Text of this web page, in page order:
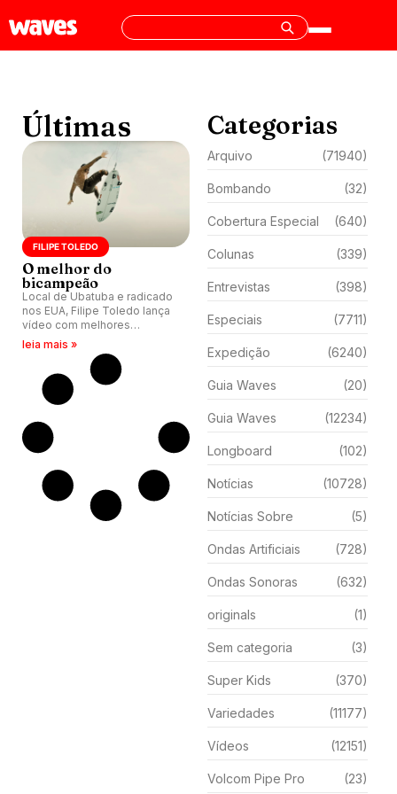
Últimas
FILIPE TOLEDO
O melhor do
bicampeão
Local de Ubatuba e radicado
nos EUA, Filipe Toledo lança
vídeo com melhores
momentos de 2023.
leia mais »
Categorias
Arquivo (71940)
Bombando (32)
Cobertura Especial (640)
Colunas (339)
Entrevistas (398)
Especiais (7711)
Expedição (6240)
Guia Waves (20)
Guia Waves (12234)
Longboard (102)
Notícias (10728)
Notícias Sobre (5)
Ondas Artificiais (728)
Ondas Sonoras (632)
originals (1)
Sem categoria (3)
Super Kids (370)
Variedades (11177)
Vídeos (12151)
Volcom Pipe Pro (23)